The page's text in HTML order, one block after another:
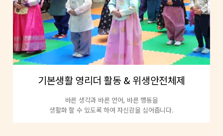
기본생활 영리더 활동 & 위생안전체제
바른 생각과 바른 언어, 바른 행동을
생활화 할 수 있도록 하여 자신감을 심어줍니다.